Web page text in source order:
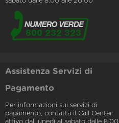
Assistenza Servizi di
Pagamento
Per informazioni sui servizi di
pagamento, contatta il Call Center